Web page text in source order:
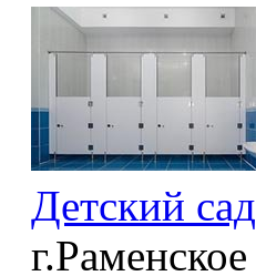
Детский сад
г.Раменское